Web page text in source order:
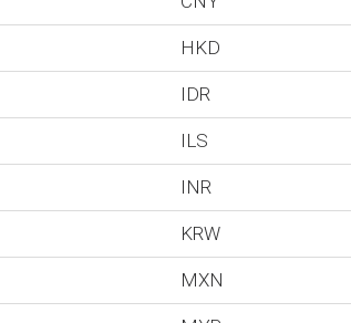
HKD
IDR
ILS
INR
KRW
MXN